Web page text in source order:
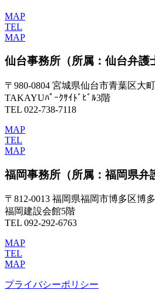
MAP
TEL
MAP
仙台事務所 （所属：仙台弁護
〒980-0804 宮城県仙台市青葉区大
TAKAYUﾊﾟｰｸｻｲﾄﾞﾋﾞﾙ3階
TEL 022-738-7118
MAP
TEL
MAP
福岡事務所 （所属：福岡県弁
〒812-0013 福岡県福岡市博多区博
福岡建設会館5階
TEL 092-292-6763
MAP
TEL
MAP
プライバシーポリシー